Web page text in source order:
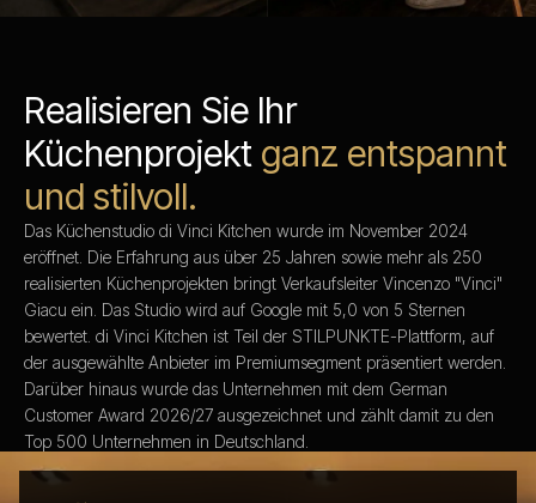
Realisieren Sie Ihr
Küchenprojekt ganz entspannt
und stilvoll.
Das Küchenstudio di Vinci Kitchen wurde im November 2024
eröffnet. Die Erfahrung aus über 25 Jahren sowie mehr als 250
realisierten Küchenprojekten bringt Verkaufsleiter Vincenzo "Vinci"
Giacu ein. Das Studio wird auf Google mit 5,0 von 5 Sternen
bewertet. di Vinci Kitchen ist Teil der STILPUNKTE-Plattform, auf
der ausgewählte Anbieter im Premiumsegment präsentiert werden.
Darüber hinaus wurde das Unternehmen mit dem German
Customer Award 2026/27 ausgezeichnet und zählt damit zu den
Top 500 Unternehmen in Deutschland.